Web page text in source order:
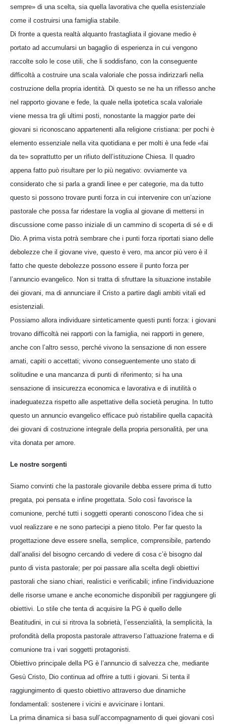
sempre» di una scelta, sia quella lavorativa che quella esistenziale
come il costruirsi una famiglia stabile.
Di fronte a questa realtà alquanto frastagliata il giovane medio è
portato ad accumularsi un bagaglio di esperienza in cui vengono
raccolte solo le cose utili, che li soddisfano, con la conseguente
difficoltà a costruire una scala valoriale che possa indirizzarli nella
costruzione della propria identità. Di questo se ne ha un riflesso anche
nel rapporto giovane e fede, la quale nella ipotetica scala valoriale
viene messa tra gli ultimi posti, nonostante la maggior parte dei
giovani si riconoscano appartenenti alla religione cristiana: per pochi è
elemento essenziale nella vita quotidiana e per molti è una fede «fai
da te» soprattutto per un rifiuto dell’istituzione Chiesa. Il quadro
appena fatto può risultare per lo più negativo: ovviamente va
considerato che si parla a grandi linee e per categorie, ma da tutto
questo si possono trovare punti forza in cui intervenire con un’azione
pastorale che possa far ridestare la voglia al giovane di mettersi in
discussione come passo iniziale di un cammino di scoperta di sé e di
Dio. A prima vista potrà sembrare che i punti forza riportati siano delle
debolezze che il giovane vive, questo è vero, ma ancor più vero è il
fatto che queste debolezze possono essere il punto forza per
l’annuncio evangelico. Non si tratta di sfruttare la situazione instabile
dei giovani, ma di annunciare il Cristo a partire dagli ambiti vitali ed
esistenziali.
Possiamo allora individuare sinteticamente questi punti forza: i giovani
trovano difficoltà nei rapporti con la famiglia, nei rapporti in genere,
anche con l’altro sesso, perché vivono la sensazione di non essere
amati, capiti o accettati; vivono conseguentemente uno stato di
solitudine e una mancanza di punti di riferimento; si ha una
sensazione di insicurezza economica e lavorativa e di inutilità o
inadeguatezza rispetto alle aspettative della società perugina. In tutto
questo un annuncio evangelico efficace può ristabilire quella capacità
dei giovani di costruzione integrale della propria personalità, per una
vita donata per amore.
Le nostre sorgenti
Siamo convinti che la pastorale giovanile debba essere prima di tutto
pregata, poi pensata e infine progettata. Solo così favorisce la
comunione, perché tutti i soggetti operanti conoscono l’idea che si
vuol realizzare e ne sono partecipi a pieno titolo. Per far questo la
progettazione deve essere snella, semplice, comprensibile, partendo
dall’analisi del bisogno cercando di vedere di cosa c’è bisogno dal
punto di vista pastorale; per poi passare alla scelta degli obiettivi
pastorali che siano chiari, realistici e verificabili; infine l’individuazione
delle risorse umane e anche economiche disponibili per raggiungere gli
obiettivi. Lo stile che tenta di acquisire la PG è quello delle
Beatitudini, in cui si ritrova la sobrietà, l’essenzialità, la semplicità, la
profondità della proposta pastorale attraverso l’attuazione fraterna e di
comunione tra i vari soggetti protagonisti.
Obiettivo principale della PG è l’annuncio di salvezza che, mediante
Gesù Cristo, Dio continua ad offrire a tutti i giovani. Si tenta il
raggiungimento di questo obiettivo attraverso due dinamiche
fondamentali: sostenere i vicini e avvicinare i lontani.
La prima dinamica si basa sull’accompagnamento di quei giovani così